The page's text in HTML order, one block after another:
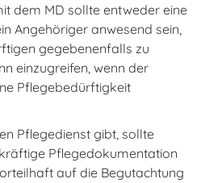
dem MD sollte entweder eine
Angehöriger anwesend sein,
gegebenenfalls zu
einzugreifen, wenn der
Pflegebedürftigkeit
Pflegedienst gibt, sollte
Pflegedokumentation
auf die Begutachtung